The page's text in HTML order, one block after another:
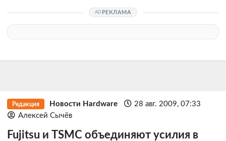
РЕКЛАМА
Редакция Новости Hardware
28 авг. 2009, 07:33
Алексей Сычёв
Fujitsu и TSMC объединяют усилия в